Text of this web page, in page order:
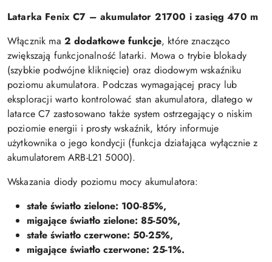
Latarka Fenix C7 – akumulator 21700 i zasięg 470 m
Włącznik ma 2 dodatkowe funkcje, które znacząco
zwiększają funkcjonalność latarki. Mowa o trybie blokady
(szybkie podwójne kliknięcie) oraz diodowym wskaźniku
poziomu akumulatora. Podczas wymagającej pracy lub
eksploracji warto kontrolować stan akumulatora, dlatego w
latarce C7 zastosowano także system ostrzegający o niskim
poziomie energii i prosty wskaźnik, który informuje
użytkownika o jego kondycji (funkcja działająca wyłącznie z
akumulatorem ARB-L21 5000).
Wskazania diody poziomu mocy akumulatora:
stałe światło zielone: 100-85%,
migające światło zielone: 85-50%,
stałe światło czerwone: 50-25%,
migające światło czerwone: 25-1%.